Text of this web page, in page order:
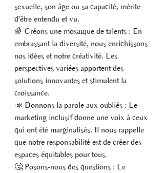
sexuelle, son âge ou sa capacité, mérite
d'être entendu et vu.
🌈 Créons une mosaïque de talents : En
embrassant la diversité, nous enrichissons
nos idées et notre créativité. Les
perspectives variées apportent des
solutions innovantes et stimulent la
croissance.
📣 Donnons la parole aux oubliés : Le
marketing inclusif donne une voix à ceux
qui ont été marginalisés. Il nous rappelle
que notre responsabilité est de créer des
espaces équitables pour tous.
🤔 Posons-nous des questions : Le